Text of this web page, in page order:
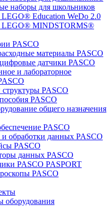
наборы для школьников
LEGO® Education WeDo 2.0
LEGO® MINDSTORMS®
PASCO
материалы PASCO
датчики PASCO
и лабораторное
PASCO
PASCO
общего назначения
PASCO
обработки данных PASCO
PASCO
данных PASCO
PASCO PASPORT
PASCO
оборудования